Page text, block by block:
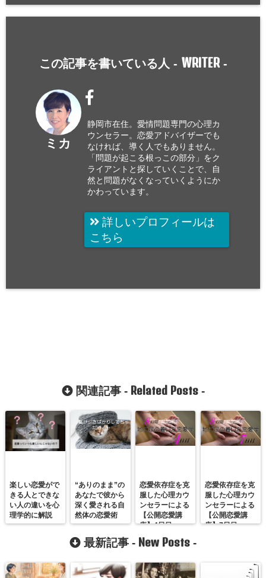
この記事を書いている人 - WRITER-
ミカ
静岡市在住。愛情問題専門の心理カ
ウンセラー。恋愛アドバイザーでも
なければ、導く人でもありません。
「問題が起こる根っこの部分」をク
ライアントと探していくことで、自
然と問題がなくなっていくようにか
かわっています。
詳しいプロフィールは
こちら
関連記事 - Related Posts-
楽しい恋愛がで
きる人とできな
い人の違いを心
理学的に解説
“ありのまま”の
あなたで彼から
深く愛される自
然体の恋愛術
恋愛依存症を克
服した心理カウ
ンセラーによる
【公開恋愛講
座】4日目
恋愛依存症を克
服した心理カウ
ンセラーによる
【公開恋愛講
座】7日目
最新記事 - New Posts -